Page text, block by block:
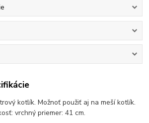
kotlík. Možnoť použiť aj na meší kotlík.
vrchný priemer: 41 cm.